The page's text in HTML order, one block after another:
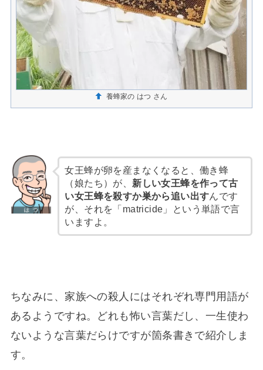
養蜂家の はつ さん
女王蜂が卵を産まなくなると、働き蜂
（娘たち）が、 新しい女王蜂を作って古
い女王蜂を殺すか巣から追い出すんです
が、それを「matricide」という単語で言
いますよ。
ちなみに、家族への殺人にはそれぞれ専門用語が
あるようですね。どれも怖い言葉だし、一生使わ
ないような言葉だらけですが箇条書きで紹介しま
す。